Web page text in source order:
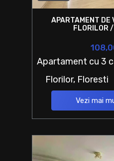
APARTAMENT DE
FLORILOR
Apartament cu 3
Florilor, Floresti
Vezi mai